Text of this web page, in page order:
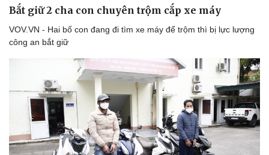
Bắt giữ 2 cha con chuyên trộm cắp xe máy
VOV.VN - Hai bố con đang đi tìm xe máy để trộm thì bị lực lượng
công an bắt giữ